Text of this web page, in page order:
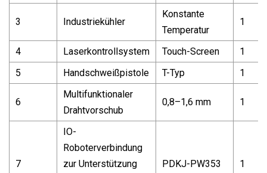
3 Industriekühler
Konstante
Temperatur
1
4 Laserkontrollsystem Touch-Screen
1
5
Handschweißpistole T-Typ 1
6
Multifunktionaler
Drahtvorschub
0,8–1,6 mm 1
7
IO-
Roboterverbindung
zur Unterstützung
PDKJ-PW353 1